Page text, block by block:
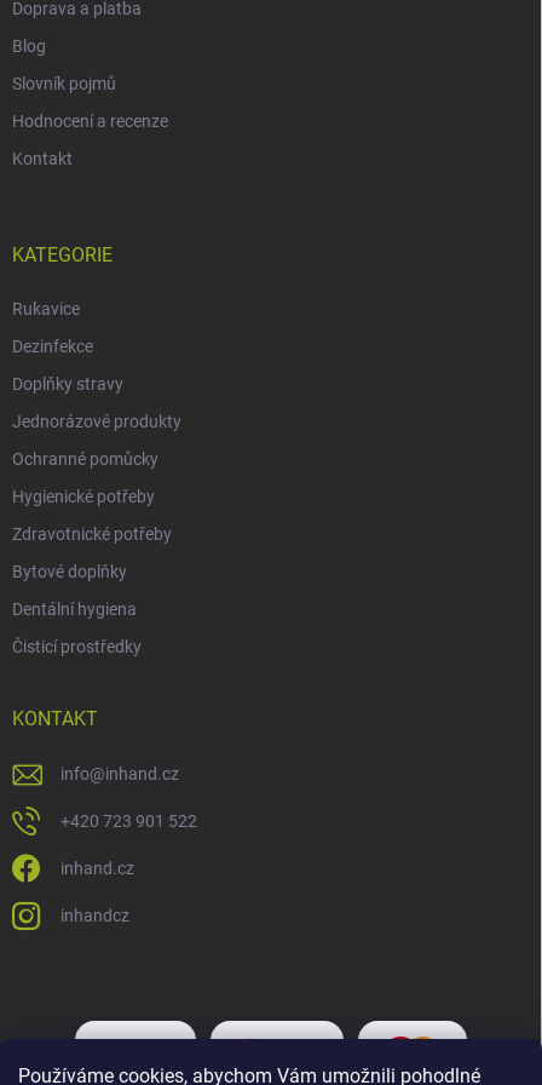
Používáme cookies, abychom Vám umožnili pohodlné
Doprava a platba
Blog
Slovník pojmů
Hodnocení a recenze
Kontakt
KATEGORIE
Rukavice
Dezinfekce
Doplňky stravy
Jednorázové produkty
Ochranné pomůcky
Hygienické potřeby
Zdravotnické potřeby
Bytové doplňky
Dentální hygiena
Čisticí prostředky
KONTAKT
info@inhand.cz
+420 723 901 522
inhand.cz
inhandcz